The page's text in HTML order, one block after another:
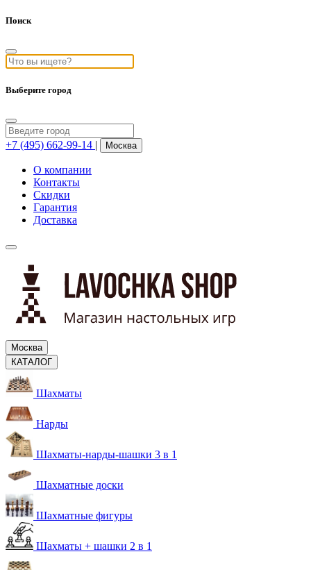
Поиск
Выберите город
+7 (495) 662-99-14 | Москва
О компании
Контакты
Скидки
Гарантия
Доставка
Москва
КАТАЛОГ
Шахматы
Нарды
Шахматы-нарды-шашки 3 в 1
Шахматные доски
Шахматные фигуры
Шахматы + шашки 2 в 1